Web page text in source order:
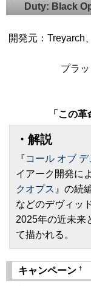
Duty: Black
開発元：Treyarch
プラ
「この
・解説
『コール オブ
イアーク開発に
クオプス 』の続
などのデヴィッ
2025年の近未来
て描かれる。
キャンペーン †